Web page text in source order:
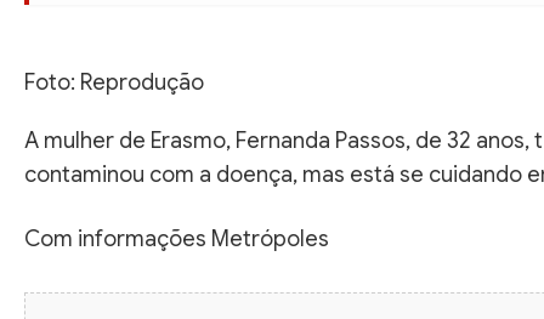
Foto: Reprodução
A mulher de Erasmo, Fernanda Passos, de 32 anos,
contaminou com a doença, mas está se cuidando
Com informações Metrópoles